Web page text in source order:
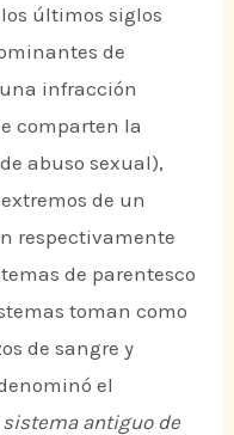
últimos siglos
de
infracción
comparten la
abuso sexual),
de un
respectivamente
de parentesco
toman como
de sangre y
el
sistema antiguo de